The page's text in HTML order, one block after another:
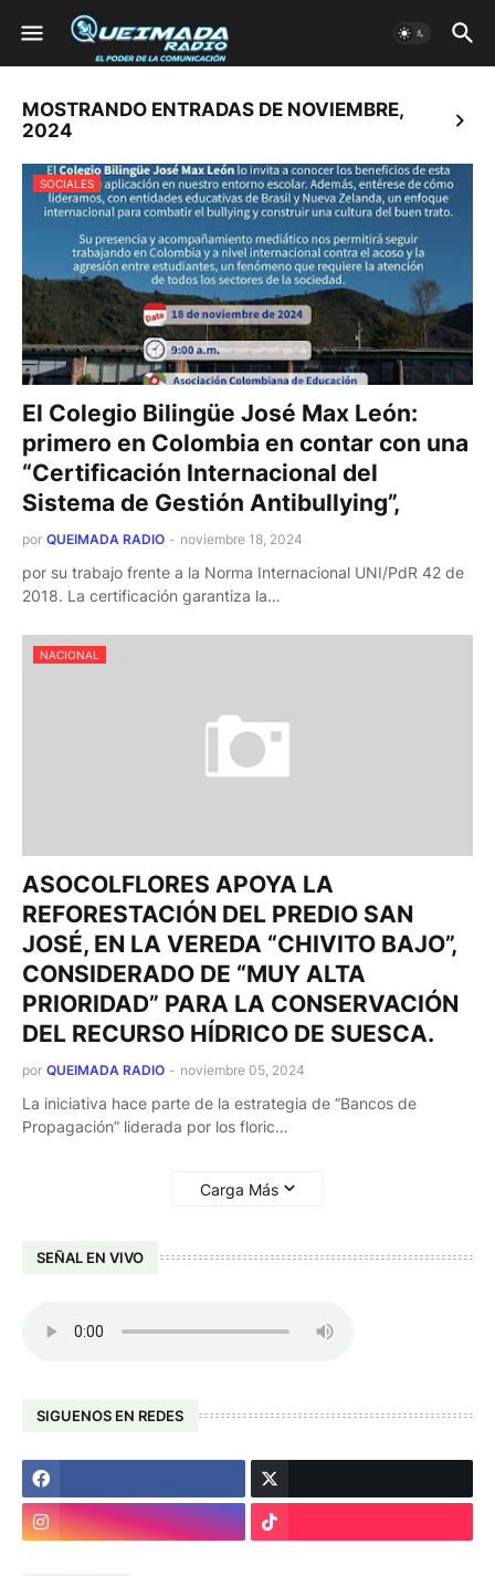
MOSTRANDO ENTRADAS DE NOVIEMBRE,
2024
SOCIALES
El Colegio Bilingüe José Max León:
primero en Colombia en contar con una
“Certificación Internacional del
Sistema de Gestión Antibullying”,
por QUEIMADA RADIO - noviembre 18, 2024
por su trabajo frente a la Norma Internacional UNI/PdR 42 de
2018. La certificación garantiza la…
NACIONAL
ASOCOLFLORES APOYA LA
REFORESTACIÓN DEL PREDIO SAN
JOSÉ, EN LA VEREDA “CHIVITO BAJO”,
CONSIDERADO DE “MUY ALTA
PRIORIDAD” PARA LA CONSERVACIÓN
DEL RECURSO HÍDRICO DE SUESCA.
por QUEIMADA RADIO - noviembre 05, 2024
La iniciativa hace parte de la estrategia de “Bancos de
Propagación” liderada por los floric…
Carga Más
SEÑAL EN VIVO
SIGUENOS EN REDES